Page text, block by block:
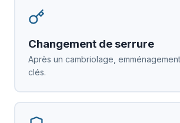
Changement de serrure
Après un cambriolage,
clés.